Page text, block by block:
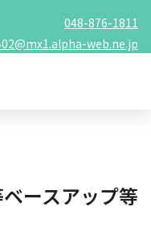
048-876-1811
web.ne.jp
ースアップ等